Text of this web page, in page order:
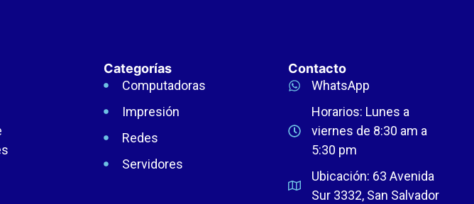
Categorías
Computadoras
Impresión
Redes
Servidores
Contacto
WhatsApp
Horarios: Lunes a
viernes de 8:30 am a
5:30 pm
Ubicación: 63 Avenida
Sur 3332, San Salvador